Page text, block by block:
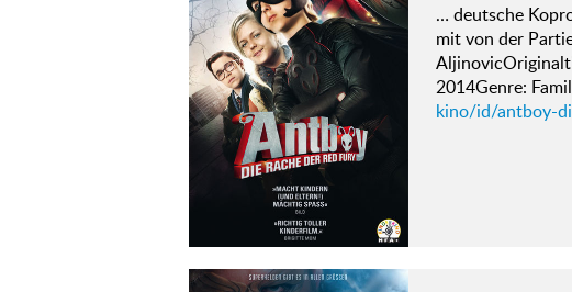
… deutsche
mit von der
2014Genre:
kino/id/antboy-